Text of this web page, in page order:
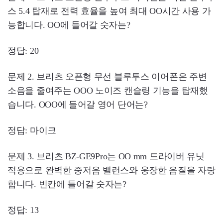
스 5.4 탑재로 전력 효율을 높여 최대 OO시간 사용 가
능합니다. OO에 들어갈 숫자는?
정답: 20
문제 2. 브리츠 오픈형 무선 블루투스 이어폰은 주변
소음을 줄여주는 OOO 노이즈 캔슬링 기능을 탑재했
습니다. OOO에 들어갈 영어 단어는?
정답: 마이크
문제 3. 브리츠 BZ-GE9Pro는 OO mm 드라이버 유닛
적용으로 완벽한 중저음 밸런스와 웅장한 음질을 자랑
합니다. 빈칸에 들어갈 숫자는?
정답: 13